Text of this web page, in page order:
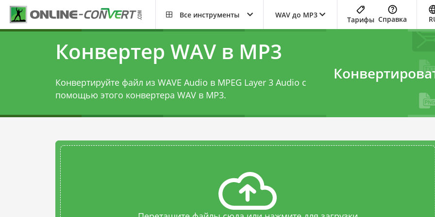
Все инструменты WAV до MP3
Тарифы Справка
Конвертер WAV в MP3
Конвертируйте файл из WAVE Audio в MPEG Layer 3 Audio с
помощью этого конвертера WAV в MP3.